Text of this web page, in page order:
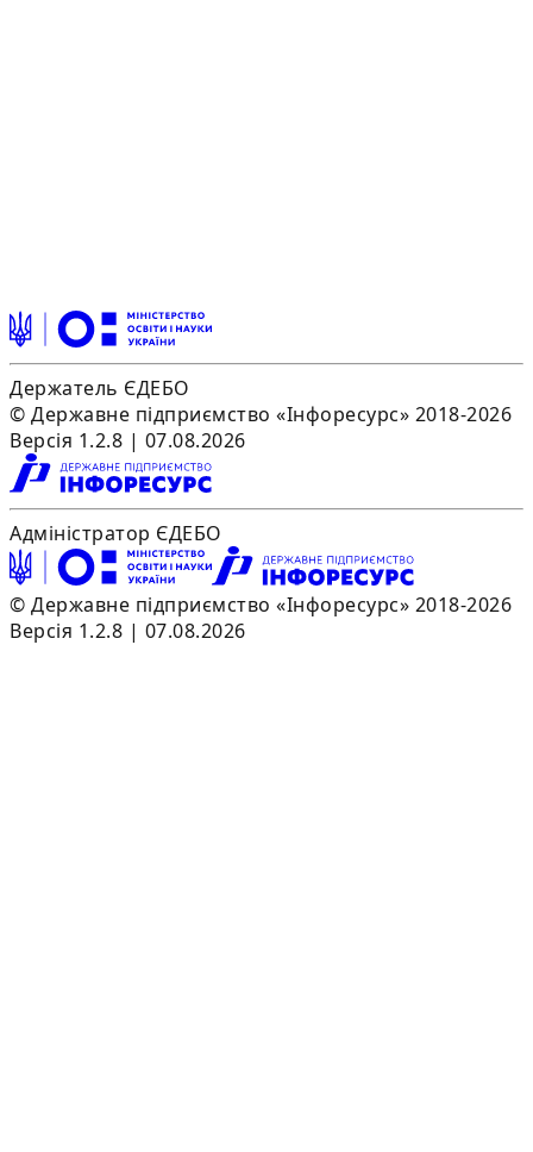
Держатель ЄДЕБО
© Державне підприємство «Інфоресурс» 2018-2026
Версія 1.2.8 | 07.08.2026
Адміністратор ЄДЕБО
© Державне підприємство «Інфоресурс» 2018-2026
Версія 1.2.8 | 07.08.2026